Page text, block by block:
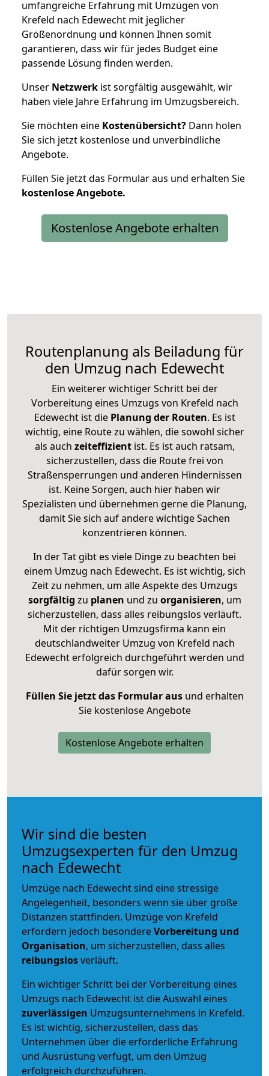
umfangreiche Erfahrung mit Umzügen von
Krefeld nach Edewecht mit jeglicher
Größenordnung und können Ihnen somit
garantieren, dass wir für jedes Budget eine
passende Lösung finden werden.
Unser Netzwerk ist sorgfältig ausgewählt, wir
haben viele Jahre Erfahrung im Umzugsbereich.
Sie möchten eine Kostenübersicht? Dann holen
Sie sich jetzt kostenlose und unverbindliche
Angebote.
Füllen Sie jetzt das Formular aus und erhalten Sie
kostenloseAngebote.
Kostenlose Angebote erhalten
Routenplanung als Beiladung für
den Umzug nach Edewecht
Ein weiterer wichtiger Schritt bei der
Vorbereitung eines Umzugs von Krefeld nach
Edewecht ist diePlanung der Routen. Es ist
wichtig, eine Route zu wählen, die sowohl sicher
als auch zeiteffizientist. Es ist auch ratsam,
sicherzustellen, dass die Route frei von
Straßensperrungen und anderen Hindernissen
ist. Keine Sorgen, auch hier haben wir
Spezialisten und übernehmen gerne die Planung,
damit Sie sich auf andere wichtige Sachen
konzentrieren können.
In der Tat gibt es viele Dinge zu beachten bei
einem Umzug nach Edewecht. Es ist wichtig, sich
Zeit zu nehmen, um alle Aspekte des Umzugs
sorgfältig zu planen und zu organisieren, um
sicherzustellen, dass alles reibungslos verläuft.
Mit der richtigen Umzugsfirma kann ein
deutschlandweiter Umzug von Krefeld nach
Edewecht erfolgreich durchgeführt werden und
dafür sorgen wir.
Füllen Sie jetzt das Formular ausund erhalten
Sie kostenlose Angebote
Kostenlose Angebote erhalten
Wir sind die besten
Umzugsexperten für den Umzug
nach Edewecht
Umzüge nach Edewecht sind eine stressige
Angelegenheit, besonders wenn sie über große
Distanzen stattfinden. Umzüge von Krefeld
erfordern jedoch besondereVorbereitung und
Organisation, um sicherzustellen, dass alles
reibungslosverläuft.
Ein wichtiger Schritt bei der Vorbereitung eines
Umzugs nach Edewecht ist die Auswahl eines
zuverlässigen Umzugsunternehmens in Krefeld.
Es ist wichtig, sicherzustellen, dass das
Unternehmen über die erforderliche Erfahrung
und Ausrüstung verfügt, um den Umzug
erfolgreich durchzuführen.